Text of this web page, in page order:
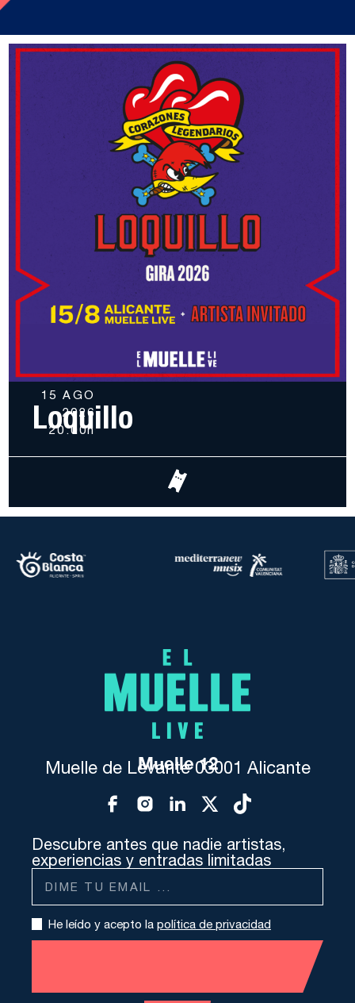
Loquillo
15 AGO
2026
20.00h
Muelle 12
Muelle de Levante 03001 Alicante
Descubre antes que nadie artistas,
experiencias y entradas limitadas
He leído y acepto la política de privacidad